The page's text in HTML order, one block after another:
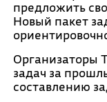
предложить
Новый пакет
Организаторы
задач за
составлению